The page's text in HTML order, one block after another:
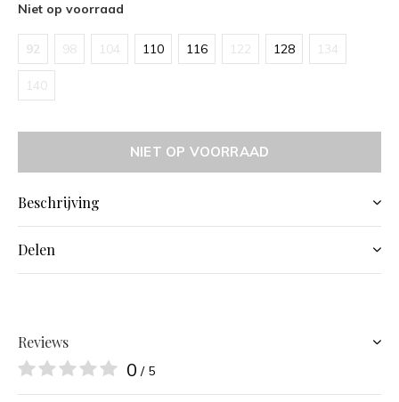
Niet op voorraad
92 98 104 110 116 122 128 134
140
NIET OP VOORRAAD
Beschrijving
Delen
Reviews
0 / 5